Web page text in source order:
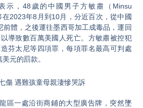
示，48歲的中國男子方敏肅（Minsu
2023年8月到10月，分近百次，從中國
體，之後運往墨西哥加工成毒品，運回
導致數百萬美國人死亡。方敏肅被控犯
芬太尼等四項罪，每項罪名最高可判處
元的罰款。
傷 遇難孩童母親淒慘哭訴
區一處沿街商鋪的大型廣告牌，突然墜